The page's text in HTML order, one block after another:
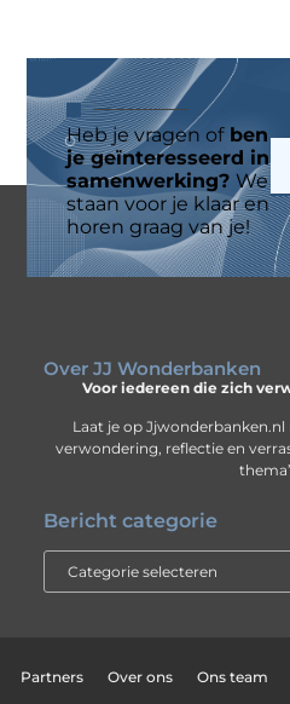
Heb je vragen ofben
je geïnteresseerd in
samenwerking? We
staan voor je klaar en
horen graag van je!
Over JJ Wonderbanken
Voor iedereen die zich
Laat je op
verwondering, reflectie en
Bericht categorie
Partners Over ons Ons team